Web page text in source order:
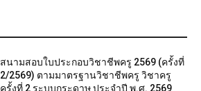
สนามสอบใบประกอบวิชาชีพครู 2569 (ครั้งที่
2/2569) ตามมาตรฐานวิชาชีพครู วิชาครู
ครั้งที่ 2 ระบบกระดาษ ประจำปี พ.ศ. 2569